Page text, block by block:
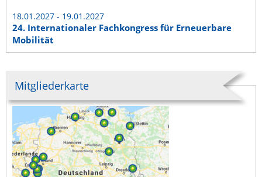
18.01.2027 - 19.01.2027
24. Internationaler Fachkongress für Erneuerbare
Mobilität
Mitgliederkarte